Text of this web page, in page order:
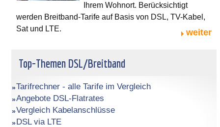
Ihrem Wohnort. Berücksichtigt
werden Breitband-Tarife auf Basis von DSL, TV-Kabel,
Sat und LTE.
weiter
Top-Themen DSL/Breitband
Tarifrechner - alle Tarife im Vergleich
Angebote DSL-Flatrates
Vergleich Kabelanschlüsse
DSL via LTE